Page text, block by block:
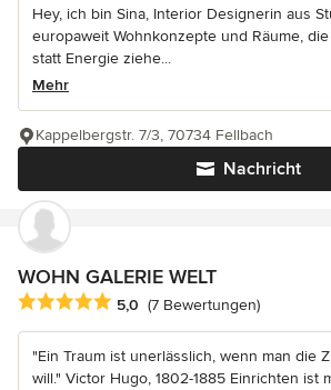
Hey, ich bin Sina, Interior Designerin aus
europaweit Wohnkonzepte und Räume,
statt Energie ziehe...
Mehr
Nachricht
Kappelbergstr. 7/3, 70734 Fellbach
WOHN GALERIE WELT
Durchschnittliche Bewertung: 5 von 5
5,0 (7 Bewertungen)
"Ein Traum ist unerlässlich, wenn man die
will." Victor Hugo, 1802-1885 Einrichten ist